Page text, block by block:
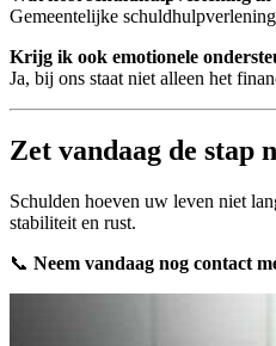
Gemeentelijke
Krijg ik ook emotionele
Ja, bij ons staat niet alleen het
Zet vandaag de stap
Schulden hoeven uw leven niet
stabiliteit en rust.
📞 Neem vandaag nog contact